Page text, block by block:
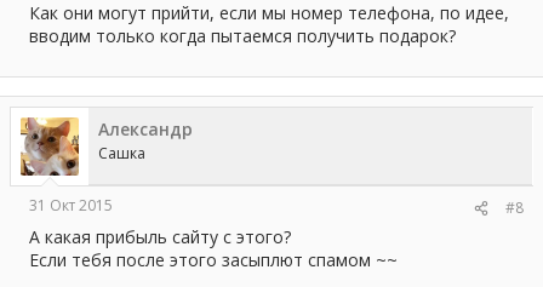
Как они могут прийти, если мы номер телефона, по идее,
вводим только когда пытаемся получить подарок?
Aлександр
Сашка
31 Окт 2015 #8
А какая прибыль сайту с этого?
Если тебя после этого засыплют спамом ~~